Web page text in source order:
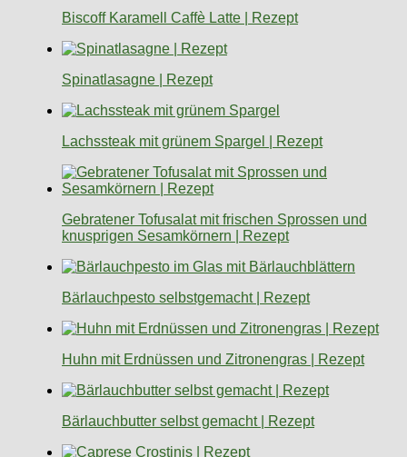
Biscoff Karamell Caffè Latte | Rezept
Spinatlasagne | Rezept
Lachssteak mit grünem Spargel | Rezept
Gebratener Tofusalat mit frischen Sprossen und
knusprigen Sesamkörnern | Rezept
Bärlauchpesto selbstgemacht | Rezept
Huhn mit Erdnüssen und Zitronengras | Rezept
Bärlauchbutter selbst gemacht | Rezept